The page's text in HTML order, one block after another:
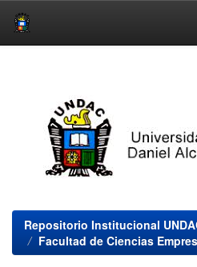
Repositorio Institucional
Facultad de Ciencias